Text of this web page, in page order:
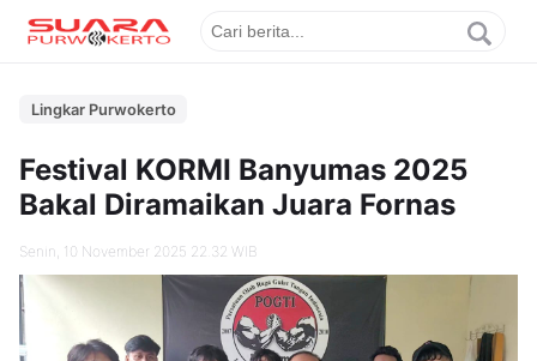
Lingkar Purwokerto
Festival KORMI Banyumas 2025
Bakal Diramaikan Juara Fornas
Senin, 10 November 2025 22.32 WIB